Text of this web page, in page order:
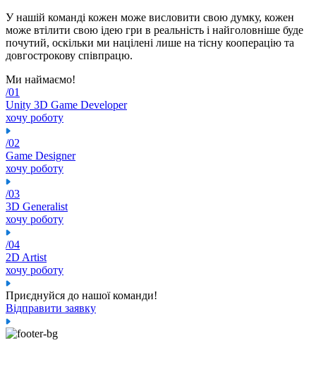
У нашій команді кожен може висловити свою думку, кожен
може втілити свою ідею гри в реальність і найголовніше буде
почутий, оскільки ми націлені лише на тісну кооперацію та
довгострокову співпрацю.
Ми наймаємо!
/01
Unity 3D Game Developer
хочу роботу
/02
Game Designer
хочу роботу
/03
3D Generalist
хочу роботу
/04
2D Artist
хочу роботу
Приєднуйся до нашої команди!
Відправити заявку